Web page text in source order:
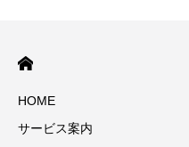
HOME
サービス案内